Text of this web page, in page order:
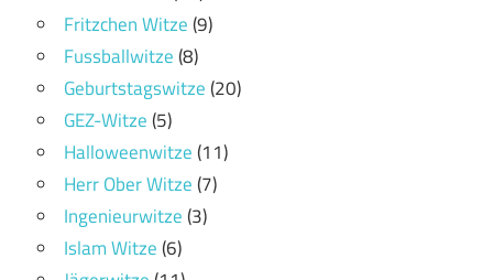
Fritzchen Witze(9)
Fussballwitze(8)
Geburtstagswitze(20)
GEZ-Witze(5)
Halloweenwitze(11)
Herr Ober Witze(7)
Ingenieurwitze(3)
Islam Witze(6)